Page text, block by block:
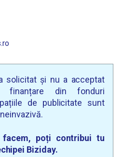
solicitat și nu a acceptat
din fonduri
de publicitate sunt
poți contribui tu
Biziday.